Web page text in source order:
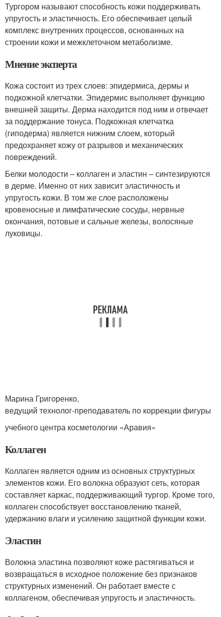
Тургором называют способность кожи поддерживать
упругость и эластичность. Его обеспечивает целый
комплекс внутренних процессов, основанных на
строении кожи и межклеточном метаболизме.
Мнение эксперта
Кожа состоит из трех слоев: эпидермиса, дермы и
подкожной клетчатки. Эпидермис выполняет функцию
внешней защиты. Дерма находится под ним и отвечает
за поддержание тонуса. Подкожная клетчатка
(гиподерма) является нижним слоем, который
предохраняет кожу от разрывов и механических
повреждений.
Белки молодости – коллаген и эластин – синтезируются
в дерме. Именно от них зависит эластичность и
упругость кожи. В том же слое расположены
кровеносные и лимфатические сосуды, нервные
окончания, потовые и сальные железы, волосяные
луковицы.
Марина Григоренко,
ведущий технолог-преподаватель по коррекции фигуры
учебного центра косметологии «Аравия»
Коллаген
Коллаген является одним из основных структурных
элементов кожи. Его волокна образуют сеть, которая
составляет каркас, поддерживающий тургор. Кроме того,
коллаген способствует восстановлению тканей,
удержанию влаги и усилению защитной функции кожи.
Эластин
Волокна эластина позволяют коже растягиваться и
возвращаться в исходное положение без признаков
структурных изменений. Он работает вместе с
коллагеном, обеспечивая упругость и эластичность.